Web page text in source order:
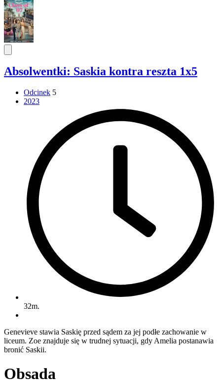
Absolwentki: Saskia kontra reszta 1x5
Odcinek 5
2023
32m.
Genevieve stawia Saskię przed sądem za jej podłe zachowanie w
liceum. Zoe znajduje się w trudnej sytuacji, gdy Amelia postanawia
bronić Saskii.
Obsada